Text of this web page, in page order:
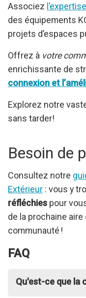
Associez
des équipements
projets d’espaces
Offrez à votre
enrichissante de
connexion et
Explorez notre
sans tarder!
Besoin de
Consultez notre
Extérieur : vous y
réfléchies pour
de la prochaine
communauté !
FAQ
Qu'est-ce que la